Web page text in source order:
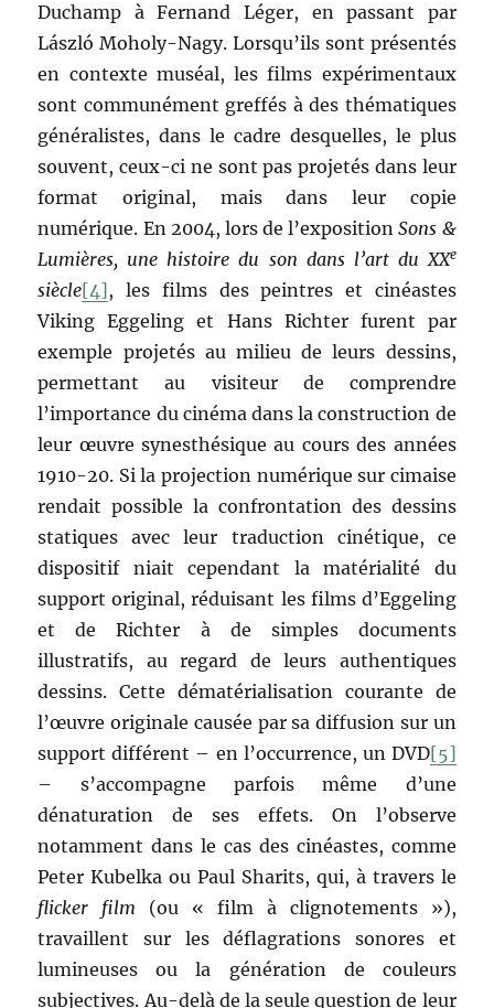
Duchamp à Fernand Léger, en passant par
László Moholy-Nagy. Lorsqu’ils sont présentés
en contexte muséal, les films expérimentaux
sont communément greffés à des thématiques
généralistes, dans le cadre desquelles, le plus
souvent, ceux-ci ne sont pas projetés dans leur
format original, mais dans leur copie
numérique. En 2004, lors de l’expositionSons &
Lumières, une histoire du son dans l’art du XXe
siècle[4], les films des peintres et cinéastes
Viking Eggeling et Hans Richter furent par
exemple projetés au milieu de leurs dessins,
permettant au visiteur de comprendre
l’importance du cinéma dans la construction de
leur œuvre synesthésique au cours des années
1910-20. Si la projection numérique sur cimaise
rendait possible la confrontation des dessins
statiques avec leur traduction cinétique, ce
dispositif niait cependant la matérialité du
support original, réduisant les films d’Eggeling
et de Richter à de simples documents
illustratifs, au regard de leurs authentiques
dessins. Cette dématérialisation courante de
l’œuvre originale causée par sa diffusion sur un
support différent – en l’occurrence, un DVD[5]
– s’accompagne parfois même d’une
dénaturation de ses effets. On l’observe
notamment dans le cas des cinéastes, comme
Peter Kubelka ou Paul Sharits, qui, à travers le
flicker film (ou « film à clignotements »),
travaillent sur les déflagrations sonores et
lumineuses ou la génération de couleurs
subjectives. Au-delà de la seule question de leur